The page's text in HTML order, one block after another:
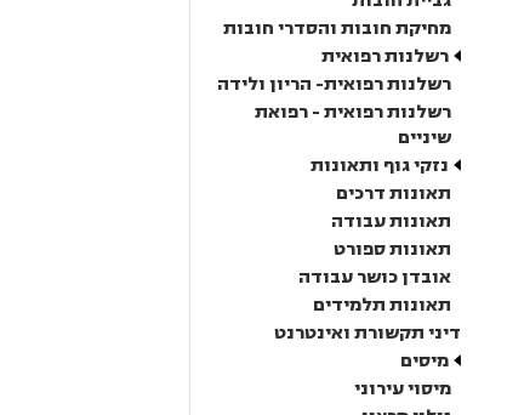
מחיקת חובות והסדרי חובות
רשלנות רפואית
רשלנות רפואית- הריון ולידה
רשלנות רפואית - רפואת
שיניים
נזקי גוף ותאונות
תאונות דרכים
תאונות עבודה
תאונות ספורט
אובדן כושר עבודה
תאונות תלמידים
דיני תקשורת ואינטרנט
מיסים
מיסוי עירוני